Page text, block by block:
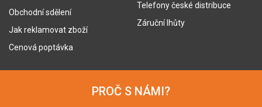
Obchodní sdělení
Jak reklamovat zboží
Cenová poptávka
Telefony české distribuce
Záruční lhůty
PROČ S NÁMI?